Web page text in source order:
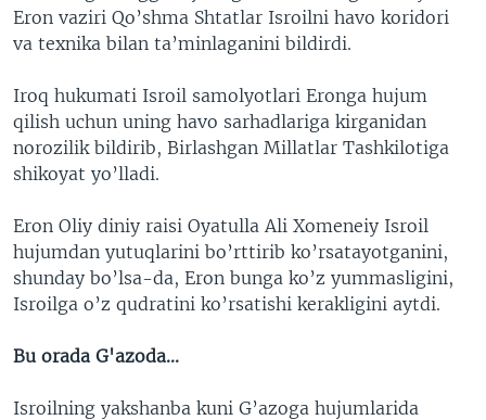
Eron vaziri Qo’shma Shtatlar Isroilni havo koridori
va texnika bilan ta’minlaganini bildirdi.
Iroq hukumati Isroil samolyotlari Eronga hujum
qilish uchun uning havo sarhadlariga kirganidan
norozilik bildirib, Birlashgan Millatlar Tashkilotiga
shikoyat yo’lladi.
Eron Oliy diniy raisi Oyatulla Ali Xomeneiy Isroil
hujumdan yutuqlarini bo’rttirib ko’rsatayotganini,
shunday bo’lsa-da, Eron bunga ko’z yummasligini,
Isroilga o’z qudratini ko’rsatishi kerakligini aytdi.
Bu orada G'azoda...
Isroilning yakshanba kuni G’azoga hujumlarida